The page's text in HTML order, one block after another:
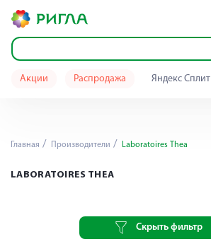
Акции Распродажа Яндекс Сплит
Главная Производители Laboratoires Thea
LABORATOIRES THEA
Скрыть фильтр